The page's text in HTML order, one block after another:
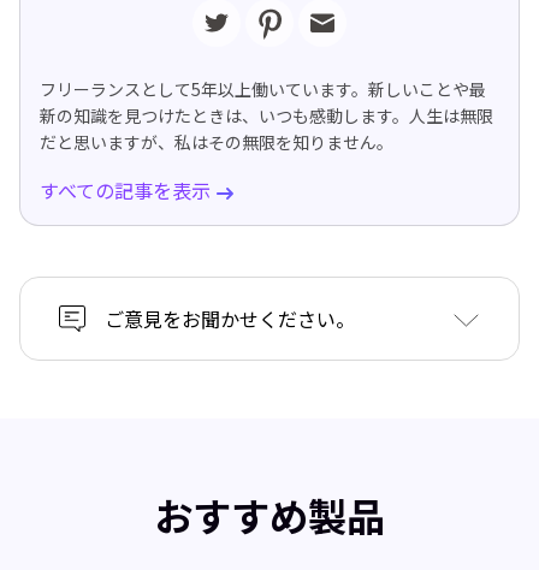
フリーランスとして5年以上働いています。新しいことや最
新の知識を見つけたときは、いつも感動します。人生は無限
だと思いますが、私はその無限を知りません。
すべての記事を表示
ご意見をお聞かせください。
おすすめ製品